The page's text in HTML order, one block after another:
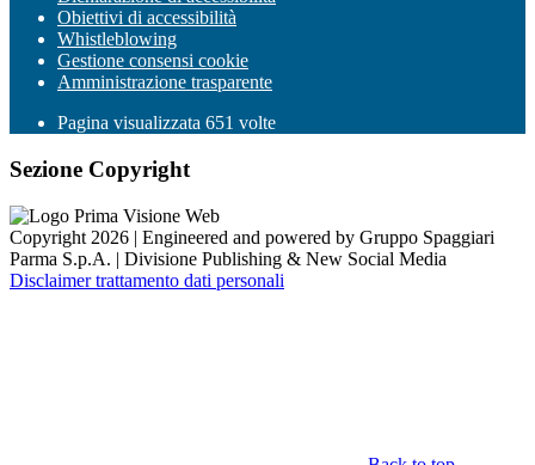
Obiettivi di accessibilità
Whistleblowing
Gestione consensi cookie
Amministrazione trasparente
Pagina visualizzata 651 volte
Sezione Copyright
Copyright 2026 | Engineered and powered by Gruppo Spaggiari
Parma S.p.A. | Divisione Publishing & New Social Media
Disclaimer trattamento dati personali